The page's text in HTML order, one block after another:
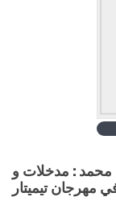
محمد : مدخلات و
مهرجان تيميتار